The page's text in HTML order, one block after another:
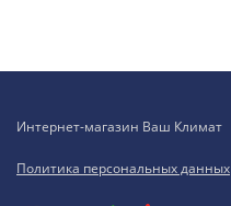
Интернет-магазин Ваш Климат
Политика персональных данных